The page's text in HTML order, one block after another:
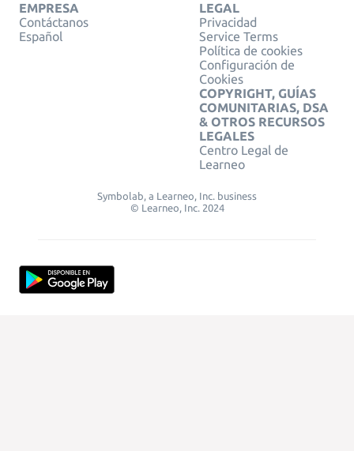
EMPRESA
Contáctanos
Español
LEGAL
Privacidad
Service Terms
Política de cookies
Configuración de
Cookies
COPYRIGHT, GUÍAS
COMUNITARIAS, DSA
& OTROS RECURSOS
LEGALES
Centro Legal de
Learneo
Symbolab, a Learneo, Inc. business
© Learneo, Inc. 2024